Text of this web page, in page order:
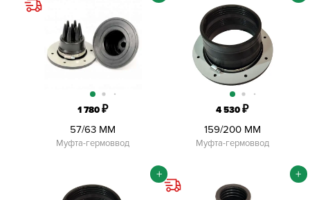
1 780₽
57/63 ММ
Муфта-гермоввод
4 530₽
159/200 ММ
Муфта-гермоввод
+ +